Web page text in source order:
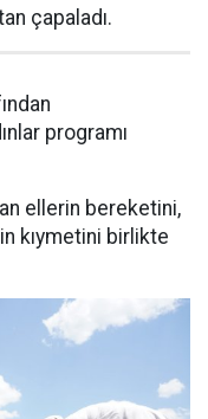
çapaladı.
programı
ellerin bereketini,
kıymetini birlikte